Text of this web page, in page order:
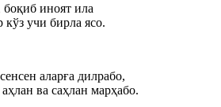
иноят ила
учи бирла ясо.
аларға дилрабо,
ва саҳлан марҳабо.